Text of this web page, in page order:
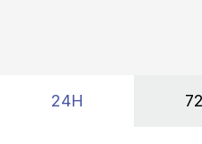
24H